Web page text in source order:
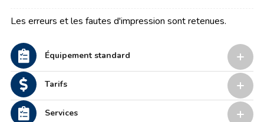
Les erreurs et les fautes d'impression sont retenues.
Équipement standard
Tarifs
Services